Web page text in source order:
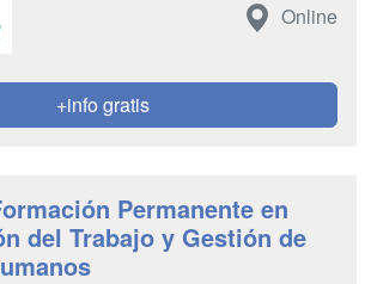
Online
+info gratis
Permanente en
del Trabajo y Gestión de